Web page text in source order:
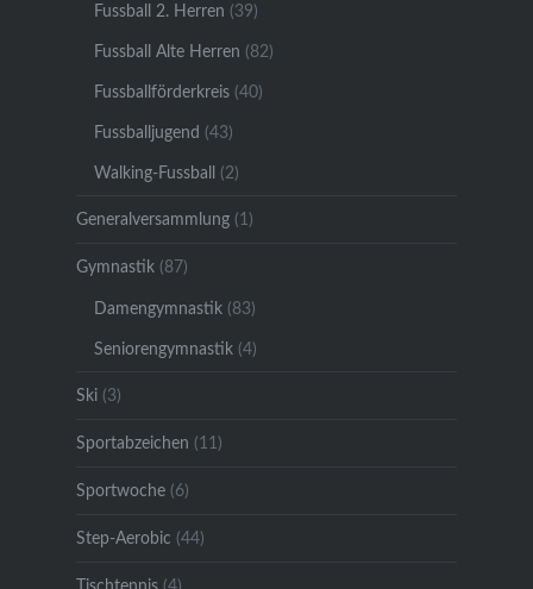
Fussball 2. Herren (39)
Fussball Alte Herren (82)
Fussballförderkreis(40)
Fussballjugend (43)
Walking-Fussball (2)
Generalversammlung(1)
Gymnastik(87)
Damengymnastik(83)
Seniorengymnastik(4)
Ski(3)
Sportabzeichen (11)
Sportwoche(6)
Step-Aerobic (44)